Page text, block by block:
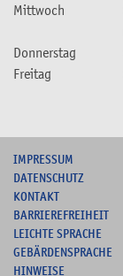
Mittwoch
Donnerstag
Freitag
IMPRESSUM
DATENSCHUTZ
KONTAKT
BARRIEREFREIHEIT
LEICHTE SPRACHE
GEBÄRDENSPRACHE
HINWEISE